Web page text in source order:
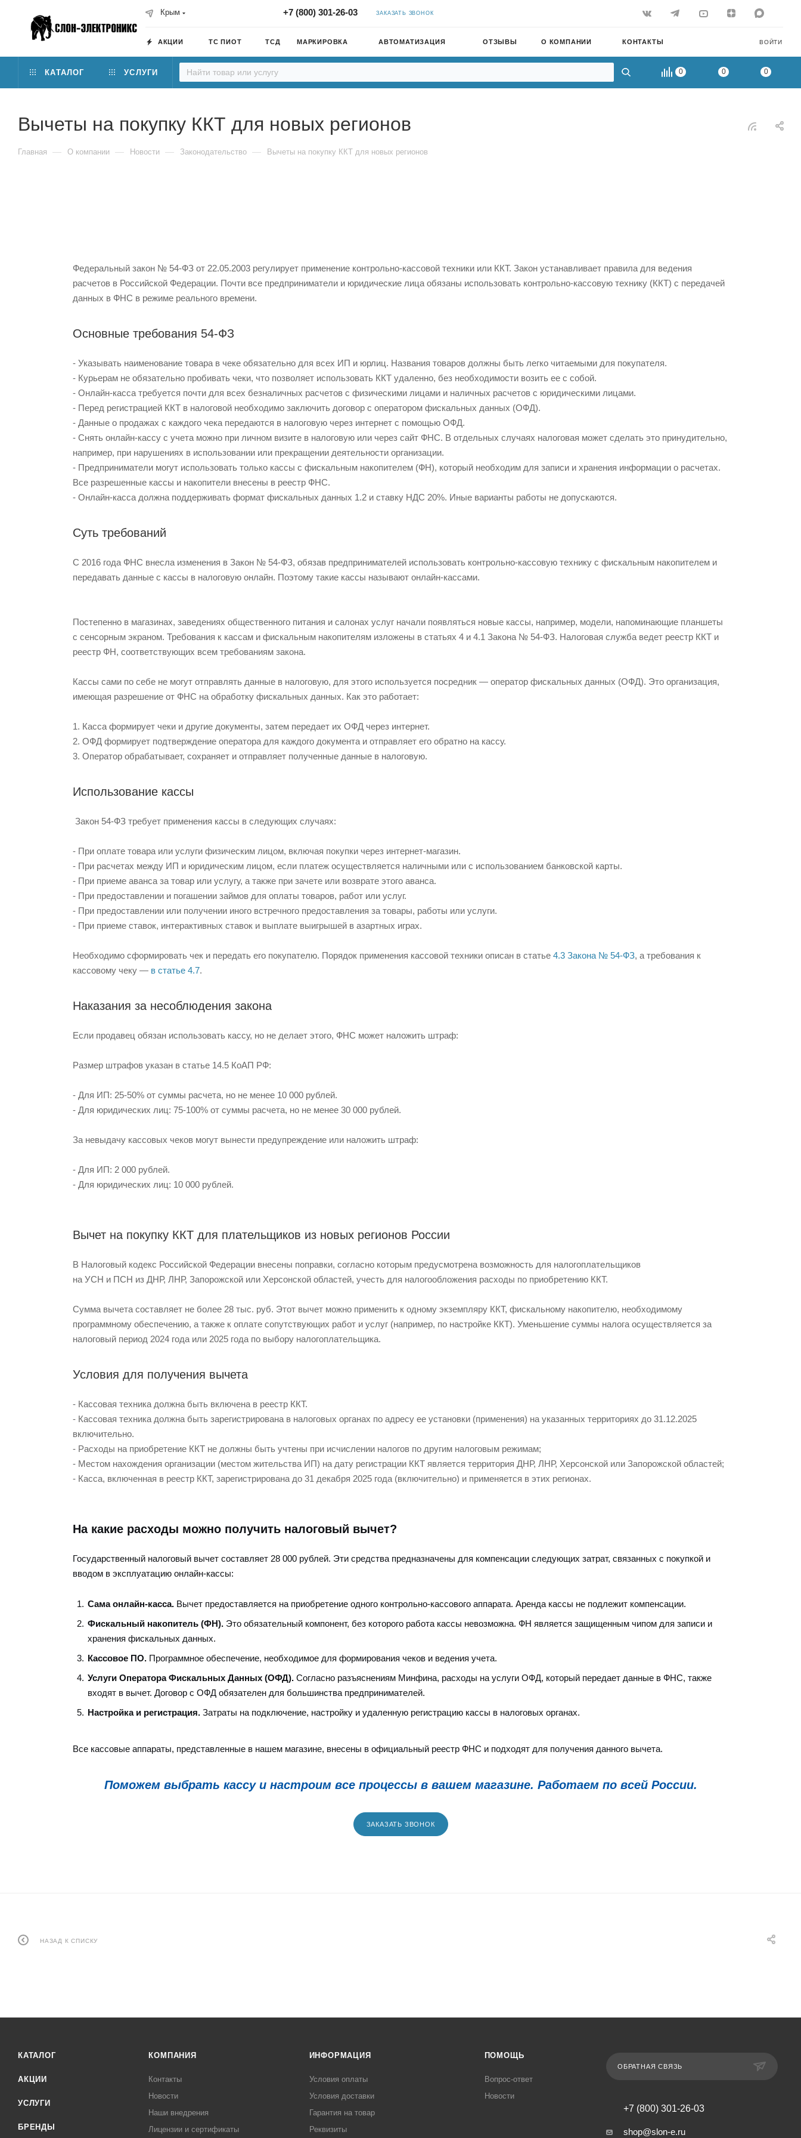
Крым +7 (800) 301-26-03 ЗАКАЗАТЬ ЗВОНОК
ВОЙТИ
АКЦИИ ТС ПИОТ ТСД МАРКИРОВКА АВТОМАТИЗАЦИЯ ОТЗЫВЫ О КОМПАНИИ КОНТАКТЫ
0 0 0
КАТАЛОГ УСЛУГИ
Вычеты на покупку ККТ для новых регионов
Главная — О компании — Новости — Законодательство — Вычеты на покупку ККТ для новых регионов
Федеральный закон № 54-ФЗ от 22.05.2003 регулирует применение контрольно-кассовой техники или ККТ. Закон устанавливает правила для ведения
расчетов в Российской Федерации. Почти все предприниматели и юридические лица обязаны использовать контрольно-кассовую технику (ККТ) с передачей
данных в ФНС в режиме реального времени.
Основные требования 54-ФЗ
- Указывать наименование товара в чеке обязательно для всех ИП и юрлиц. Названия товаров должны быть легко читаемыми для покупателя.
- Курьерам не обязательно пробивать чеки, что позволяет использовать ККТ удаленно, без необходимости возить ее с собой.
- Онлайн-касса требуется почти для всех безналичных расчетов с физическими лицами и наличных расчетов с юридическими лицами.
- Перед регистрацией ККТ в налоговой необходимо заключить договор с оператором фискальных данных (ОФД).
- Данные о продажах с каждого чека передаются в налоговую через интернет с помощью ОФД.
- Снять онлайн-кассу с учета можно при личном визите в налоговую или через сайт ФНС. В отдельных случаях налоговая может сделать это принудительно,
например, при нарушениях в использовании или прекращении деятельности организации.
- Предприниматели могут использовать только кассы с фискальным накопителем (ФН), который необходим для записи и хранения информации о расчетах.
Все разрешенные кассы и накопители внесены в реестр ФНС.
- Онлайн-касса должна поддерживать формат фискальных данных 1.2 и ставку НДС 20%. Иные варианты работы не допускаются.
Суть требований
С 2016 года ФНС внесла изменения в Закон № 54-ФЗ, обязав предпринимателей использовать контрольно-кассовую технику с фискальным накопителем и
передавать данные с кассы в налоговую онлайн. Поэтому такие кассы называют онлайн-кассами.
Постепенно в магазинах, заведениях общественного питания и салонах услуг начали появляться новые кассы, например, модели, напоминающие планшеты
с сенсорным экраном. Требования к кассам и фискальным накопителям изложены в статьях 4 и 4.1 Закона № 54-ФЗ. Налоговая служба ведет реестр ККТ и
реестр ФН, соответствующих всем требованиям закона.
Кассы сами по себе не могут отправлять данные в налоговую, для этого используется посредник — оператор фискальных данных (ОФД). Это организация,
имеющая разрешение от ФНС на обработку фискальных данных. Как это работает:
1. Касса формирует чеки и другие документы, затем передает их ОФД через интернет.
2. ОФД формирует подтверждение оператора для каждого документа и отправляет его обратно на кассу.
3. Оператор обрабатывает, сохраняет и отправляет полученные данные в налоговую.
Использование кассы
Закон 54-ФЗ требует применения кассы в следующих случаях:
- При оплате товара или услуги физическим лицом, включая покупки через интернет-магазин.
- При расчетах между ИП и юридическим лицом, если платеж осуществляется наличными или с использованием банковской карты.
- При приеме аванса за товар или услугу, а также при зачете или возврате этого аванса.
- При предоставлении и погашении займов для оплаты товаров, работ или услуг.
- При предоставлении или получении иного встречного предоставления за товары, работы или услуги.
- При приеме ставок, интерактивных ставок и выплате выигрышей в азартных играх.
Необходимо сформировать чек и передать его покупателю. Порядок применения кассовой техники описан в статье 4.3 Закона № 54-ФЗ, а требования к
кассовому чеку — в статье 4.7.
Наказания за несоблюдения закона
Если продавец обязан использовать кассу, но не делает этого, ФНС может наложить штраф:
Размер штрафов указан в статье 14.5 КоАП РФ:
- Для ИП: 25-50% от суммы расчета, но не менее 10 000 рублей.
- Для юридических лиц: 75-100% от суммы расчета, но не менее 30 000 рублей.
За невыдачу кассовых чеков могут вынести предупреждение или наложить штраф:
- Для ИП: 2 000 рублей.
- Для юридических лиц: 10 000 рублей.
Вычет на покупку ККТ для плательщиков из новых регионов России
В Налоговый кодекс Российской Федерации внесены поправки, согласно которым предусмотрена возможность для налогоплательщиков
на УСН и ПСН из ДНР, ЛНР, Запорожской или Херсонской областей, учесть для налогообложения расходы по приобретению ККТ.
Сумма вычета составляет не более 28 тыс. руб. Этот вычет можно применить к одному экземпляру ККТ, фискальному накопителю, необходимому
программному обеспечению, а также к оплате сопутствующих работ и услуг (например, по настройке ККТ). Уменьшение суммы налога осуществляется за
налоговый период 2024 года или 2025 года по выбору налогоплательщика.
Условия для получения вычета
- Кассовая техника должна быть включена в реестр ККТ.
- Кассовая техника должна быть зарегистрирована в налоговых органах по адресу ее установки (применения) на указанных территориях до 31.12.2025
включительно.
- Расходы на приобретение ККТ не должны быть учтены при исчислении налогов по другим налоговым режимам;
- Местом нахождения организации (местом жительства ИП) на дату регистрации ККТ является территория ДНР, ЛНР, Херсонской или Запорожской областей;
- Касса, включенная в реестр ККТ, зарегистрирована до 31 декабря 2025 года (включительно) и применяется в этих регионах.
На какие расходы можно получить налоговый вычет?
Государственный налоговый вычет составляет 28 000 рублей. Эти средства предназначены для компенсации следующих затрат, связанных с покупкой и
вводом в эксплуатацию онлайн-кассы:
Сама онлайн-касса. Вычет предоставляется на приобретение одного контрольно-кассового аппарата. Аренда кассы не подлежит компенсации.
Фискальный накопитель (ФН). Это обязательный компонент, без которого работа кассы невозможна. ФН является защищенным чипом для записи и
хранения фискальных данных.
Кассовое ПО. Программное обеспечение, необходимое для формирования чеков и ведения учета.
Услуги Оператора Фискальных Данных (ОФД). Согласно разъяснениям Минфина, расходы на услуги ОФД, который передает данные в ФНС, также
входят в вычет. Договор с ОФД обязателен для большинства предпринимателей.
Настройка и регистрация. Затраты на подключение, настройку и удаленную регистрацию кассы в налоговых органах.
Все кассовые аппараты, представленные в нашем магазине, внесены в официальный реестр ФНС и подходят для получения данного вычета.
Поможем выбрать кассу и настроим все процессы в вашем магазине. Работаем по всей России.
ЗАКАЗАТЬ ЗВОНОК
НАЗАД К СПИСКУ
КАТАЛОГ
АКЦИИ
УСЛУГИ
БРЕНДЫ
КОМПАНИЯ
Контакты
Новости
Наши внедрения
Лицензии и сертификаты
ИНФОРМАЦИЯ
Условия оплаты
Условия доставки
Гарантия на товар
Реквизиты
ПОМОЩЬ
Вопрос-ответ
Новости
ОБРАТНАЯ СВЯЗЬ
+7 (800) 301-26-03
shop@slon-e.ru